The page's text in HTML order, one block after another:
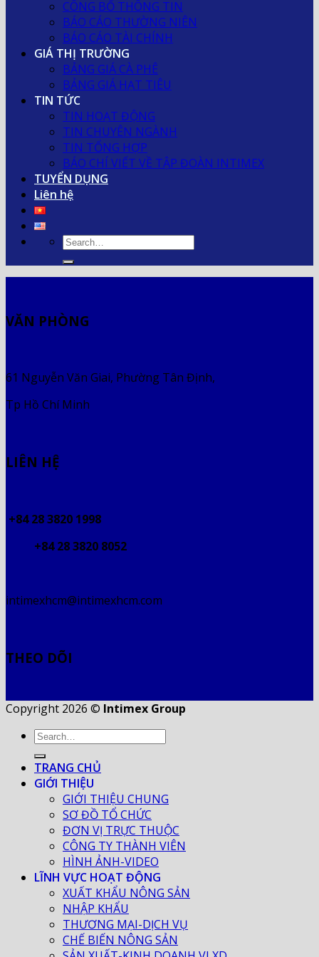
CÔNG BỐ THÔNG TIN
BÁO CÁO THƯỜNG NIÊN
BÁO CÁO TÀI CHÍNH
GIÁ THỊ TRƯỜNG
BẢNG GIÁ CÀ PHÊ
BẢNG GIÁ HẠT TIÊU
TIN TỨC
TIN HOẠT ĐỘNG
TIN CHUYÊN NGÀNH
TIN TỔNG HỢP
BÁO CHÍ VIẾT VỀ TẬP ĐOÀN INTIMEX
TUYỂN DỤNG
Liên hệ
VĂN PHÒNG
61 Nguyễn Văn Giai, Phường Tân Định,
Tp Hồ Chí Minh
LIÊN HỆ
+84 28 3820 1998
+84 28 3820 8052
intimexhcm@intimexhcm.com
THEO DÕI
Copyright 2026 © Intimex Group
TRANG CHỦ
GIỚI THIỆU
GIỚI THIỆU CHUNG
SƠ ĐỒ TỔ CHỨC
ĐƠN VỊ TRỰC THUỘC
CÔNG TY THÀNH VIÊN
HÌNH ẢNH-VIDEO
LĨNH VỰC HOẠT ĐỘNG
XUẤT KHẨU NÔNG SẢN
NHẬP KHẨU
THƯƠNG MẠI-DỊCH VỤ
CHẾ BIẾN NÔNG SẢN